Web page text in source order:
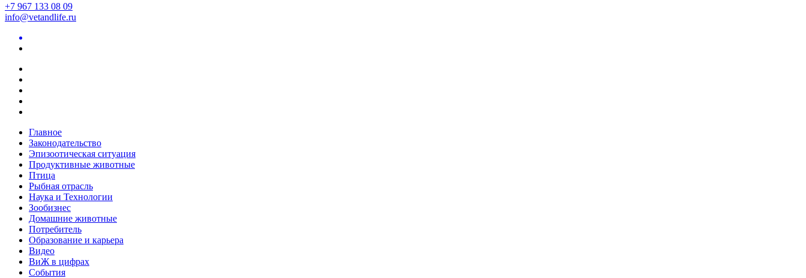
+7 967 133 08 09
info@vetandlife.ru
Главное
Законодательство
Эпизоотическая ситуация
Продуктивные животные
Птица
Рыбная отрасль
Наука и Технологии
Зообизнес
Домашние животные
Потребитель
Образование и карьера
Видео
ВиЖ в цифрах
События